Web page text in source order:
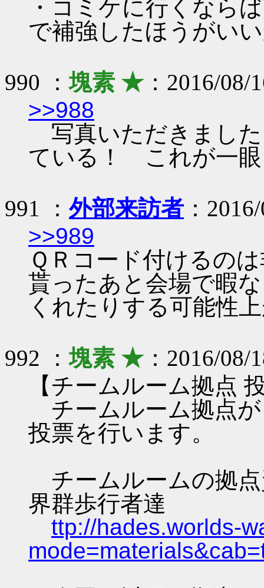
・コミケに行くなら
で補強したほうがい
990 ：塊素 ★：2016/08/
>>988
写真いただきまし
ている！ これが一眼
991 ：外部来訪者 ：
>>989
ＱＲコード付けるの
貰ったあと会場で暇
くれたりする可能性
992 ：塊素 ★：2016/08/
【チームルーム拠点
チームルーム拠点
投票を行います。
チームルームの拠
界群歩行者達
ttp://hades.worlds-